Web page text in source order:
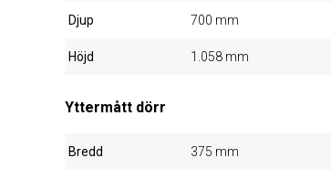
Djup 700 mm
Höjd 1.058 mm
Yttermått dörr
Bredd 375 mm